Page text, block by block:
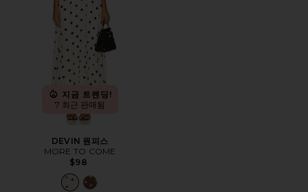
지금 트렌딩!
7 최근 판매됨
DEVIN 원피스
MORE TO COME
$98